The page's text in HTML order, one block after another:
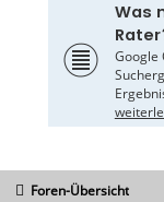
Was
Google
Foren-Übersicht